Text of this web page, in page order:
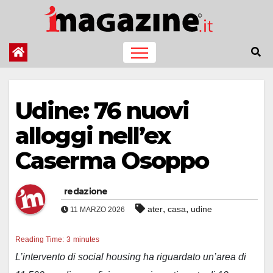
contenuto
Udine: 76 nuovi
alloggi nell’ex
Caserma Osoppo
redazione
11 MARZO 2026 ater, casa, udine
Reading Time: 3 minutes
L’intervento di social housing ha riguardato un’area di